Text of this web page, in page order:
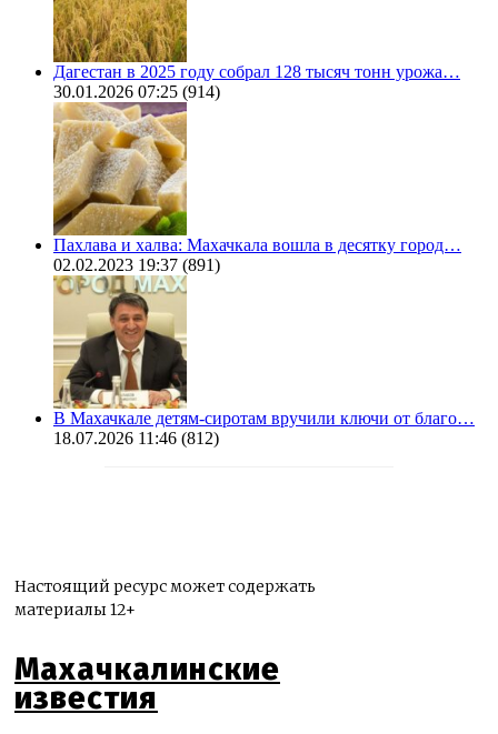
Дагестан в 2025 году собрал 128 тысяч тонн урожа…
30.01.2026 07:25 (914)
Пахлава и халва: Махачкала вошла в десятку город…
02.02.2023 19:37 (891)
В Махачкале детям-сиротам вручили ключи от благо…
18.07.2026 11:46 (812)
Настоящий ресурс может содержать
материалы 12+
Махачкалинские
известия